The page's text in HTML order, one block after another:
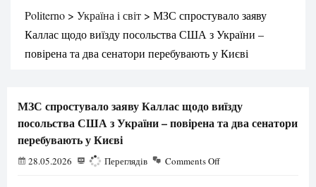
Politerno > Україна і світ > МЗС спростувало заяву
Каллас щодо виїзду посольства США з України –
повірена та два сенатори перебувають у Києві
МЗС спростувало заяву Каллас щодо виїзду
посольства США з України – повірена та два сенатори
перебувають у Києві
28.05.2026 201 Переглядів Comments Off